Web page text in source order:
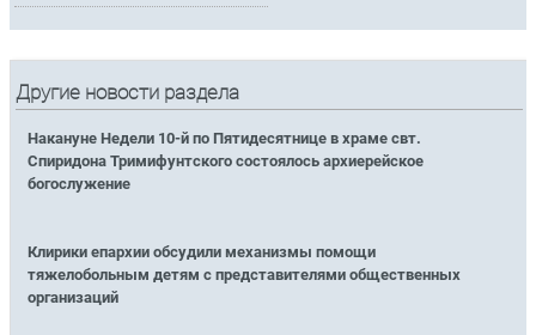
Другие новости раздела
Накануне Недели 10-й по Пятидесятнице в храме свт.
Спиридона Тримифунтского состоялось архиерейское
богослужение
Клирики епархии обсудили механизмы помощи
тяжелобольным детям с представителями общественных
организаций